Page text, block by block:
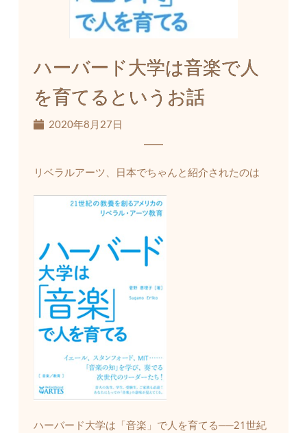
ハーバード大学は音楽で人
を育てるというお話
2020年8月27日
リベラルアーツ、日本でちゃんと紹介されたのは
ハーバード大学は「音楽」で人を育てる──21世紀